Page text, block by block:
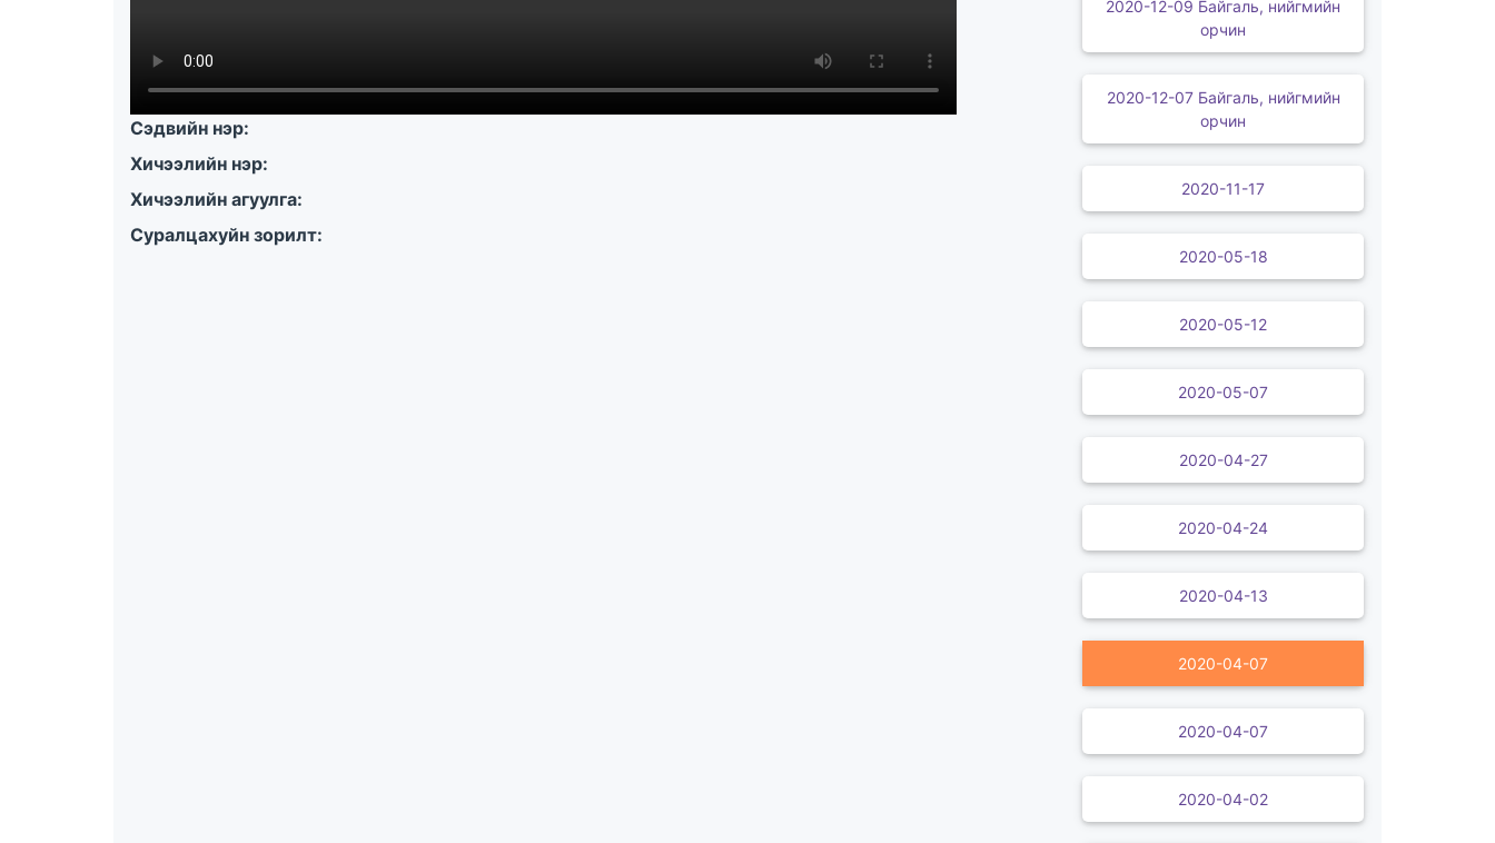
Сэдвийн нэр:
Хичээлийн нэр:
Хичээлийн агуулга:
Суралцахуйн зорилт:
2020-12-09 Байгаль, нийгмийн
орчин
2020-12-07 Байгаль, нийгмийн
орчин
2020-11-17
2020-05-18
2020-05-12
2020-05-07
2020-04-27
2020-04-24
2020-04-13
2020-04-07
2020-04-07
2020-04-02